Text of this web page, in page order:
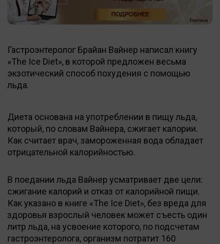
Гастроэнтеролог Брайан Вайнер написал книгу
«The Ice Diet», в которой предложен весьма
экзотический способ похудения с помощью
льда.
Диета основана на употреблении в пищу льда,
который, по словам Вайнера, сжигает калории.
Как считает врач, замороженная вода обладает
отрицательной калорийностью.
В поедании льда Вайнер усматривает две цели:
сжигание калорий и отказ от калорийной пищи.
Как указано в книге «The Ice Diet», без вреда для
здоровья взрослый человек может съесть один
литр льда, на усвоение которого, по подсчетам
гастроэнтеролога, организм потратит 160